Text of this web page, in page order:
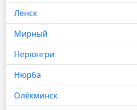
Ленск
Мирный
Нерюнгри
Нюрба
Олёкминск